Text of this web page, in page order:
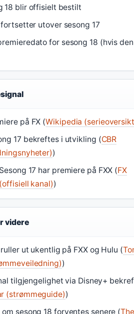
18 blir offisielt bestilt
utover sesong 17
for sesong 18 (hvis den
på FX (Wikipedia
17 bekreftes i utvikling (CBR
)
17 har premiere på FXX (FX
kanal))
videre
ruller ut ukentlig på FXX og Hulu (
)
tilgjengelighet via Disney+
(strømmeguide))
sesong 18 forventes senere (The